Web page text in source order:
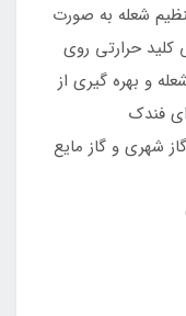
شعله به صورت
حرارتی روی
و بهره گیری از
فندک
شهری و گاز مایع